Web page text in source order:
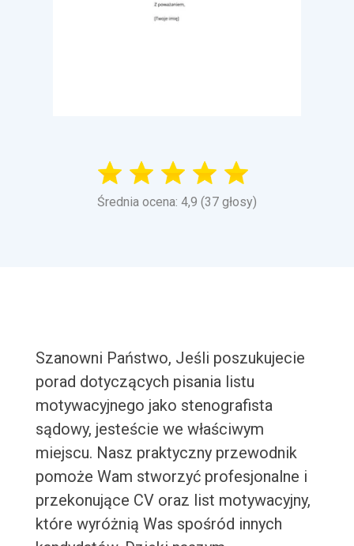
Średnia ocena: 4,9 (37 głosy)
Szanowni Państwo, Jeśli poszukujecie
porad dotyczących pisania listu
motywacyjnego jako stenografista
sądowy, jesteście we właściwym
miejscu. Nasz praktyczny przewodnik
pomoże Wam stworzyć profesjonalne i
przekonujące CV oraz list motywacyjny,
które wyróżnią Was spośród innych